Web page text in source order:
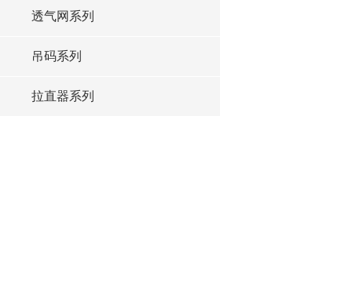
透气网系列
吊码系列
拉直器系列